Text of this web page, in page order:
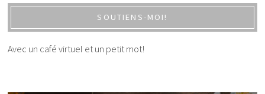
SOUTIENS-MOI!
Avec un café virtuel et un petit mot!